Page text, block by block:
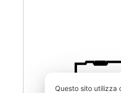
Questo sito utilizza